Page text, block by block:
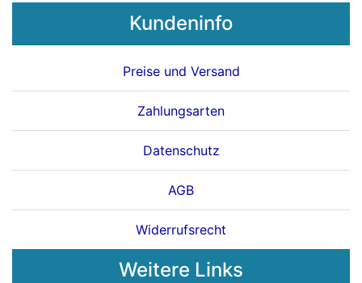
Kundeninfo
Preise und Versand
Zahlungsarten
Datenschutz
AGB
Widerrufsrecht
Weitere Links